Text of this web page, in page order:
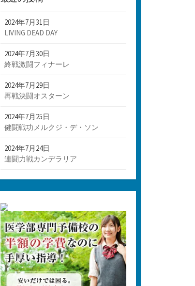
2024年7月31日
LIVING DEAD DAY
2024年7月30日
終戦激闘フィナーレ
2024年7月29日
再戦決闘オスターン
2024年7月25日
健闘戦功メルクジ・デ・ソン
2024年7月24日
連闘力戦カンデラリア